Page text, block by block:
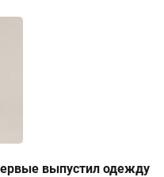
выпустил одежду